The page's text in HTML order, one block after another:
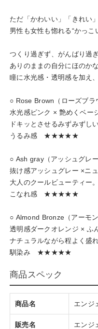
ただ「かわいい」「きれい
男性も女性も惚れる“かっこ
つくり過ぎず、がんばり過
ありのままの自分にほのか
瞳に水光感・透明感を加え
○ Rose Brown（ローズブラ
水光感ピンク × 艶めくベー
ドキッとさせるみずみずしい
うるみ感 ★★★★★
○ Ash gray（アッシュグレー
抜け感アッシュグレー ×ニ
大人のクールビューティー
こなれ感 ★★★★★
○ Almond Bronze（アーモン
透明感ダークオレンジ × ふ
ナチュラルながら程よく盛
馴染み ★★★★★
商品スペック
商品名 エンジ
販売名 エンジ